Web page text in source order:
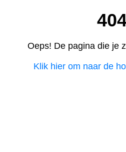
Oeps! De pagina die je
Klik hier om naar de